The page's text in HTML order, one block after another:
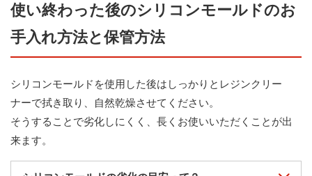
使い終わった後のシリコンモールドのお
手入れ方法と保管方法
シリコンモールドを使用した後はしっかりとレジンクリー
ナーで拭き取り、自然乾燥させてください。
そうすることで劣化しにくく、長くお使いいただくことが出
来ます。